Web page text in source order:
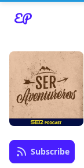
Read about
Subscribe